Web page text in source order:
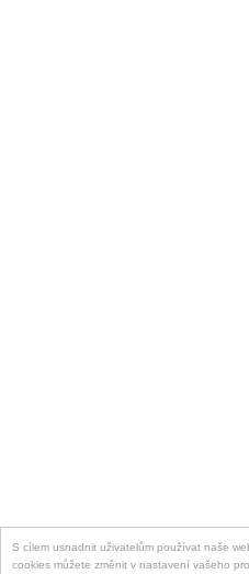
S cílem usnadnit uživatelům používat naše
cookies můžete změnit v nastavení vašeho